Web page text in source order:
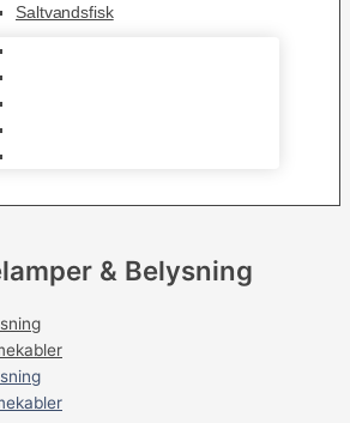
Saltvandsfisk
& Belysning